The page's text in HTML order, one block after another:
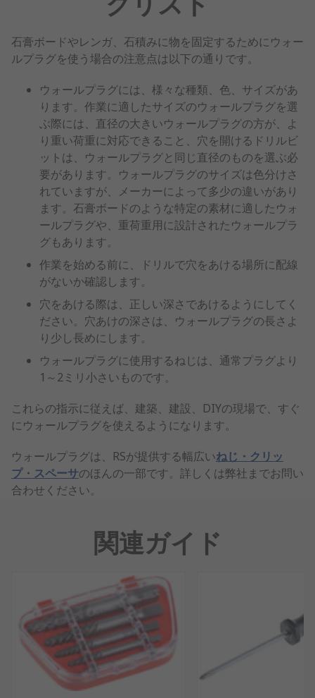
石膏ボードやレンガ、石積みに物を固定するためにウォー
ルプラグを使う場合の注意点は以下の通りです。
ウォールプラグには、様々な種類、色、サイズがあ
ります。作業に適したサイズのウォールプラグを選
ぶ際には、直径の大きいウォールプラグの方が、よ
り重い荷重に対応できること、穴を開けるドリルビ
ットは、ウォールプラグと同じ直径のものを選ぶ必
要があります。ウォールプラグのサイズは色分けさ
れていますが、メーカーによって多少の違いがあり
ます。石膏ボードのような特定の素材に適したウォ
ールプラグや、重荷重用に設計されたウォールプラ
グもあります。
作業を始める前に、ドリルで穴をあける場所に配線
がないか確認します。
穴をあける際は、正しい深さであけるようにしてく
ださい。穴あけの深さは、ウォールプラグの長さよ
り少し長めにします。
ウォールプラグに使用するねじは、通常プラグより
1～2ミリ小さいものです。
これらの指示に従えば、建築、建設、DIYの現場で、すぐ
にウォールプラグを使えるようになります。
ウォールプラグは、RSが提供する幅広いねじ・クリッ
プ・スペーサのほんの一部です。詳しくは弊社までお問い
合わせください。
関連ガイド